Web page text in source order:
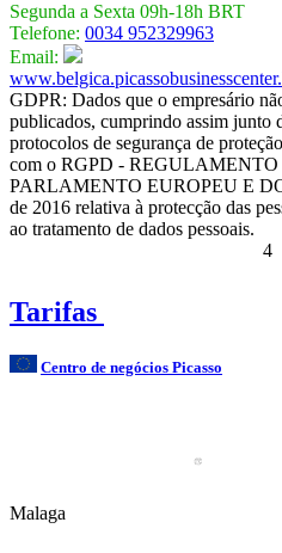
Segunda a Sexta 09h-18h BRT
Telefone: 0034 952329963
Email:
GDPR: Dados que o empresário
publicados, cumprindo assim junto
protocolos de segurança de
com o RGPD - REGULAMENTO
PARLAMENTO EUROPEU E
de 2016 relativa à protecção das
ao tratamento de dados pessoais.
4
Tarifas
Centro de negócios Picasso
Malaga